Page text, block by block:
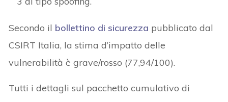
Secondo il bollettino di sicurezza pubblicato dal
CSIRT Italia, la stima d’impatto delle
vulnerabilità è grave/rosso (77,94/100).
Tutti i dettagli sul pacchetto cumulativo di